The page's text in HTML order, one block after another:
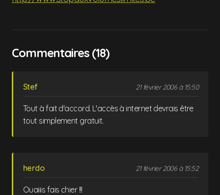
Commentaires (18)
Stef 21 février 2006 à 15:50
Tout à fait d'accord. L'accès à internet devrais être
tout simplement gratuit.
herdo 21 février 2006 à 15:52
Ouaiiis fais chier !!!